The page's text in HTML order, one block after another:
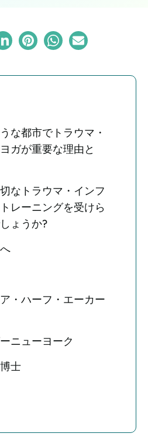
な都市でトラウマ・
ガが重要な理由と
なトラウマ・インフ
レーニングを受けら
ょうか?
・ハーフ・エーカー
ニューヨーク
士